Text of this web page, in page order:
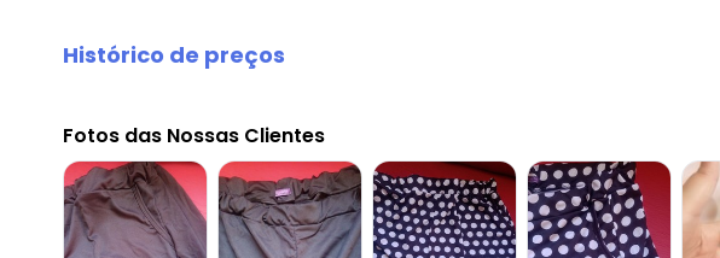
Histórico de preços
agosto/2026
julho/2026
junho/2026
maio/2026
abril/2026
Fotos das Nossas Clientes